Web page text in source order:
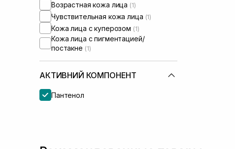
Возрастная кожа лица (1)
Чувствительная кожа лица (1)
Кожа лица с куперозом (1)
Кожа лица с пигментацией/
постакне (1)
АКТИВНИЙ КОМПОНЕНТ
Пантенол